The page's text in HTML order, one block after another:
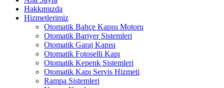
Hakkımızda
Hizmetlerimiz
Otomatik Bahçe Kapısı Motoru
Otomatik Bariyer Sistemleri
Otomatik Garaj Kapısı
Otomatik Fotoselli Kapı
Otomatik Kepenk Sistemleri
Otomatik Kapı Servis Hizmeti
Rampa Sistemleri